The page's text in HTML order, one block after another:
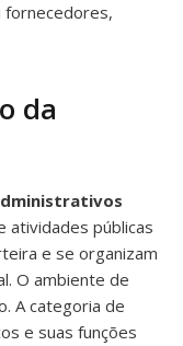
da
atividades públicas
e se organizam
O ambiente de
A categoria de
e suas funções